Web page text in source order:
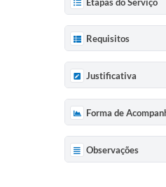
Requisitos
Justificativa
Forma de
Observações